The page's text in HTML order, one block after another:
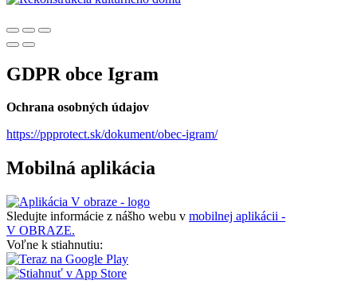
GDPR obce Igram
Ochrana osobných údajov
https://ppprotect.sk/dokument/obec-igram/
Mobilná aplikácia
Sledujte informácie z nášho webu v mobilnej aplikácii -
V OBRAZE.
Voľne k stiahnutiu: